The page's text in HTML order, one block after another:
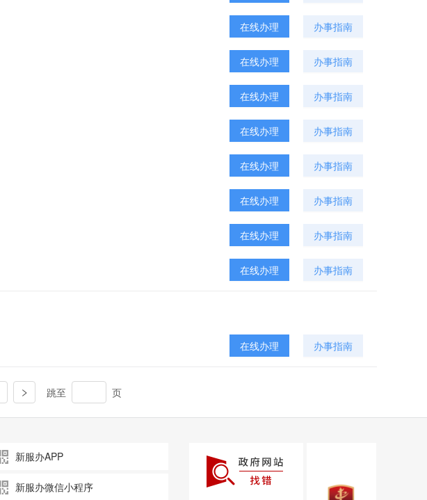
在线办理 办事指南
在线办理 办事指南
在线办理 办事指南
在线办理 办事指南
在线办理 办事指南
在线办理 办事指南
在线办理 办事指南
在线办理 办事指南
在线办理 办事指南
跳至 页
新服办APP
新服办微信小程序